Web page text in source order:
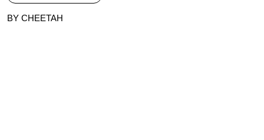
BY CHEETAH